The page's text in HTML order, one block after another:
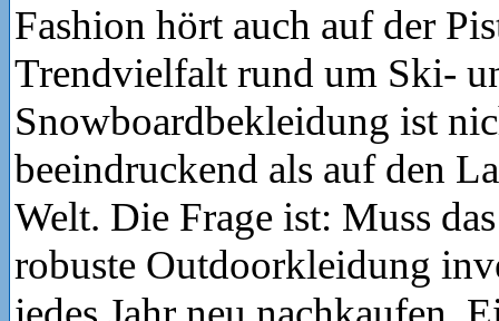
Fashion hört auch auf der
Trendvielfalt rund um Ski-
Snowboardbekleidung ist
beeindruckend als auf den
Welt. Die Frage ist: Muss
robuste Outdoorkleidung